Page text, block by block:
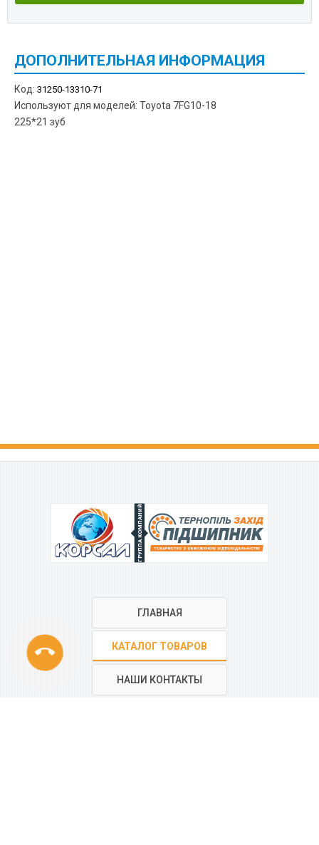
phone
ДОПОЛНИТЕЛЬНАЯ ИНФОРМАЦИЯ
Код: 31250-13310-71
Используют для моделей: Toyota 7FG10-18
225*21 зуб
ГРУППА КОМПАНИЙ
ГЛАВНАЯ
КАТАЛОГ ТОВАРОВ
НАШИ КОНТАКТЫ